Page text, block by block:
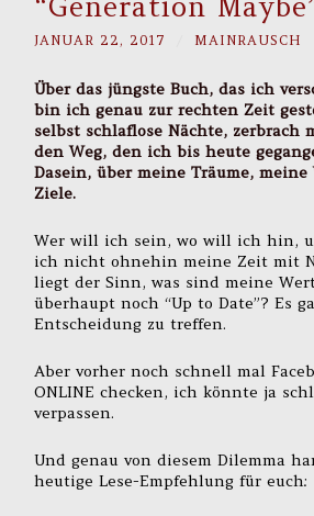
JANUAR 22, 2017 MAINRAUSCH
Über das jüngste Buch, das ich
bin ich genau zur rechten Zeit
selbst schlaflose Nächte, zerbrach
den Weg, den ich bis heute
Dasein, über meine Träume, meine
Ziele.
Wer will ich sein, wo will ich hin,
ich nicht ohnehin meine Zeit mit
liegt der Sinn, was sind meine
überhaupt noch “Up to Date”? Es
Entscheidung zu treffen.
Aber vorher noch schnell mal
ONLINE checken, ich könnte ja
verpassen.
Und genau von diesem Dilemma
heutige Lese-Empfehlung für euch: